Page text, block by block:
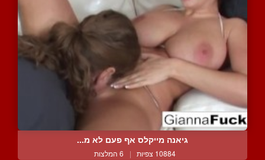
גיאנה מייקלס אף פעם לא מ...
10884 צפיות | 6 המלצות